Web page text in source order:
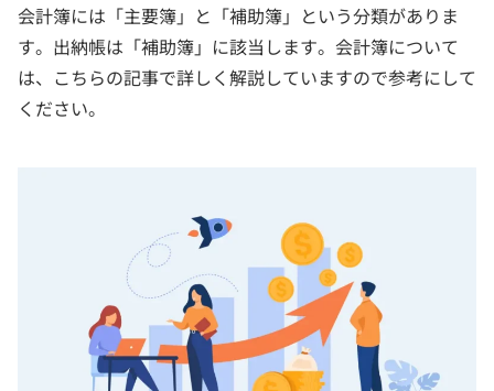
会計簿には「主要簿」と「補助簿」という分類がありま
す。出納帳は「補助簿」に該当します。会計簿について
は、こちらの記事で詳しく解説していますので参考にして
ください。